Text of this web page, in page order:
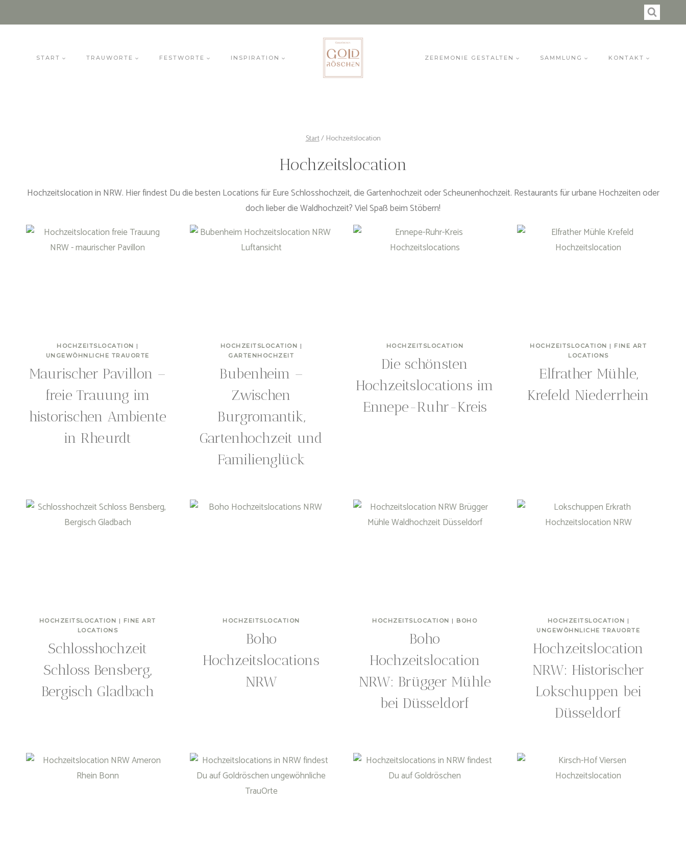
Inhalt
START TRAUWORTE FESTWORTE INSPIRATION ZEREMONIE GESTALTEN SAMMLUNG KONTAKT
Start/ Hochzeitslocation
Hochzeitslocation
Hochzeitslocation in NRW. Hier findest Du die besten Locations für Eure Schlosshochzeit, die Gartenhochzeit oder Scheunenhochzeit. Restaurants für urbane Hochzeiten oder
doch lieber die Waldhochzeit? Viel Spaß beim Stöbern!
HOCHZEITSLOCATION |
UNGEWÖHNLICHE TRAUORTE
Maurischer Pavillon –
freie Trauung im
historischen Ambiente
in Rheurdt
HOCHZEITSLOCATION |
GARTENHOCHZEIT
Bubenheim –
Zwischen
Burgromantik,
Gartenhochzeit und
Familienglück
HOCHZEITSLOCATION
Die schönsten
Hochzeitslocations im
Ennepe-Ruhr-Kreis
HOCHZEITSLOCATION | FINE ART
LOCATIONS
Elfrather Mühle,
Krefeld Niederrhein
HOCHZEITSLOCATION | FINE ART
LOCATIONS
Schlosshochzeit
Schloss Bensberg,
Bergisch Gladbach
HOCHZEITSLOCATION
Boho
Hochzeitslocations
NRW
HOCHZEITSLOCATION | BOHO
Boho
Hochzeitslocation
NRW: Brügger Mühle
bei Düsseldorf
HOCHZEITSLOCATION |
UNGEWÖHNLICHE TRAUORTE
Hochzeitslocation
NRW: Historischer
Lokschuppen bei
Düsseldorf